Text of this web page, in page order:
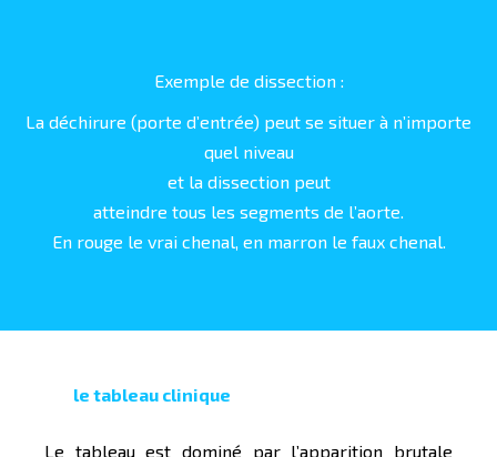
Exemple de dissection :
La déchirure (porte d’entrée) peut se situer à n’importe
quel niveau
et la dissection peut
atteindre tous les segments de l’aorte.
En rouge le vrai chenal, en marron le faux chenal.
le tableau clinique
Le tableau est dominé par l’apparition brutale